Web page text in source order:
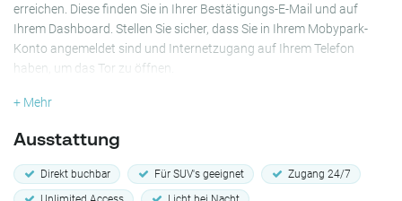
Parkerlebnis, damit Sie sich ganz darauf konzentrieren können,
Ihren Tag zu genießen.
Wählen Sie jetzt das THE FIZZ Leiden Parkhaus für einen sicheren
erreichen. Diese finden Sie in Ihrer Bestätigungs-E-Mail und auf
Ihrem Dashboard. Stellen Sie sicher, dass Sie in Ihrem Mobypark-
Konto angemeldet sind und Internetzugang auf Ihrem Telefon
haben, um das Tor zu öffnen.
+ Mehr
Ausstattung
Direkt buchbar Für SUV's geeignet
Zugang 24/7